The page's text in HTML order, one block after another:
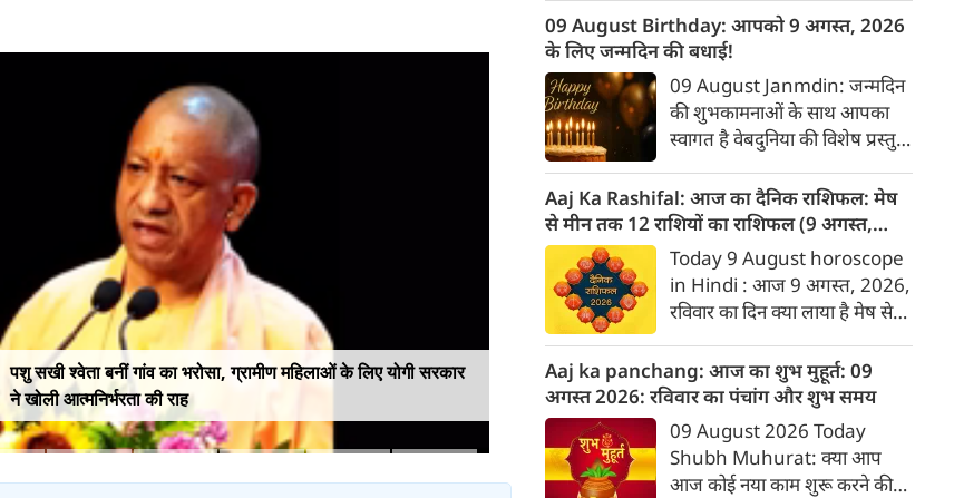
पशु सखी श्वेता बनीं गांव का भरोसा, ग्रामीण महिलाओं के लिए योगी सरकार
ने खोली आत्मनिर्भरता की राह
अगस्त 2026 का यह साप्ताहिक
राशिफल आपकी योजना बनाने में
मददगार साबित होगा। जानिए मेष से
मीन तक सभी 12 राशियों के लिए
यह सप्ताह कैसा रहने वाला है...
09 August Birthday: आपको 9 अगस्त, 2026
के लिए जन्मदिन की बधाई!
09 August Janmdin: जन्मदिन
की शुभकामनाओं के साथ आपका
स्वागत है वेबदुनिया की विशेष प्रस्तुति
पाठकों के व्यक्तित्व और भविष्य के
बारे में जानकारी देगा जिनका उस
दिनांक को जन्मदिन होगा। पेश है
दिनांक 9 को जन्मे व्यक्तियों के बारे
में जानकारी :
Aaj Ka Rashifal: आज का दैनिक राशिफल: मेष
से मीन तक 12 राशियों का राशिफल (9 अगस्‍त,
2026)
Today 9 August horoscope
in Hindi : आज 9 अगस्‍त, 2026,
रविवार का दिन क्या लाया है मेष से
डेली होरोस्कोप के अनुसार वेबदुनिया
पर दैनिक राशिफल के बारे में एकदम
सटीक जानकारी...
Aaj ka panchang: आज का शुभ मुहूर्त: 09
अगस्‍त 2026: रविवार का पंचांग और शुभ समय
09 August 2026 Today
Shubh Muhurat: क्या आप
आज कोई नया काम शुरू करने की